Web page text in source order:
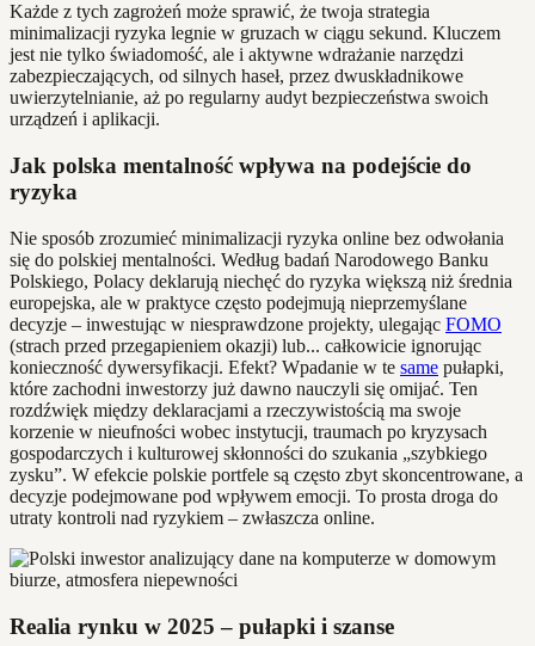
Każde z tych zagrożeń może sprawić, że twoja strategia
minimalizacji ryzyka legnie w gruzach w ciągu sekund. Kluczem
jest nie tylko świadomość, ale i aktywne wdrażanie narzędzi
zabezpieczających, od silnych haseł, przez dwuskładnikowe
uwierzytelnianie, aż po regularny audyt bezpieczeństwa swoich
urządzeń i aplikacji.
Jak polska mentalność wpływa na podejście do
ryzyka
Nie sposób zrozumieć minimalizacji ryzyka online bez odwołania
się do polskiej mentalności. Według badań Narodowego Banku
Polskiego, Polacy deklarują niechęć do ryzyka większą niż średnia
europejska, ale w praktyce często podejmują nieprzemyślane
decyzje – inwestując w niesprawdzone projekty, ulegając FOMO
(strach przed przegapieniem okazji) lub... całkowicie ignorując
konieczność dywersyfikacji. Efekt? Wpadanie w te same pułapki,
które zachodni inwestorzy już dawno nauczyli się omijać. Ten
rozdźwięk między deklaracjami a rzeczywistością ma swoje
korzenie w nieufności wobec instytucji, traumach po kryzysach
gospodarczych i kulturowej skłonności do szukania „szybkiego
zysku”. W efekcie polskie portfele są często zbyt skoncentrowane, a
decyzje podejmowane pod wpływem emocji. To prosta droga do
utraty kontroli nad ryzykiem – zwłaszcza online.
Realia rynku w 2025 – pułapki i szanse